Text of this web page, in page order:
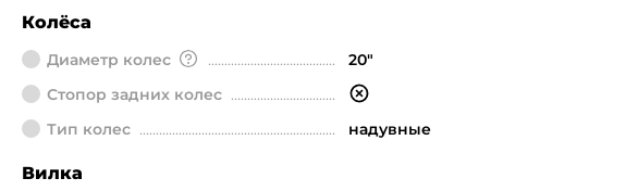
Колёса
Диаметр колeс
20"
Стопор задних колес
Тип колес
надувные
Вилка